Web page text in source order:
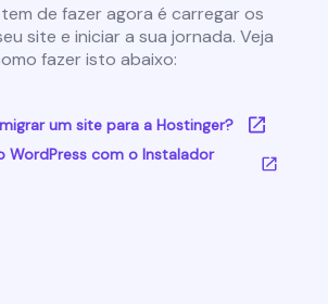
de fazer agora é carregar os
site e iniciar a sua jornada. Veja
fazer isto abaixo:
um site para a Hostinger?
WordPress com o Instalador